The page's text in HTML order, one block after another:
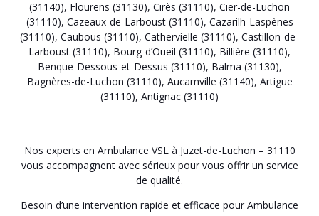
(31140), Flourens (31130), Cirès (31110), Cier-de-Luchon
(31110), Cazeaux-de-Larboust (31110), Cazarilh-Laspènes
(31110), Caubous (31110), Cathervielle (31110), Castillon-de-
Larboust (31110), Bourg-d’Oueil (31110), Billière (31110),
Benque-Dessous-et-Dessus (31110), Balma (31130),
Bagnères-de-Luchon (31110), Aucamville (31140), Artigue
(31110), Antignac (31110)
Nos experts en Ambulance VSL à Juzet-de-Luchon – 31110
vous accompagnent avec sérieux pour vous offrir un service
de qualité.
Besoin d’une intervention rapide et efficace pour Ambulance